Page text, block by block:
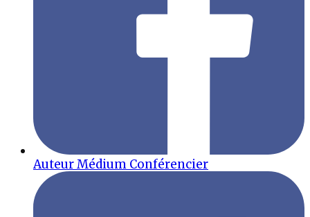
Auteur Médium Conférencier